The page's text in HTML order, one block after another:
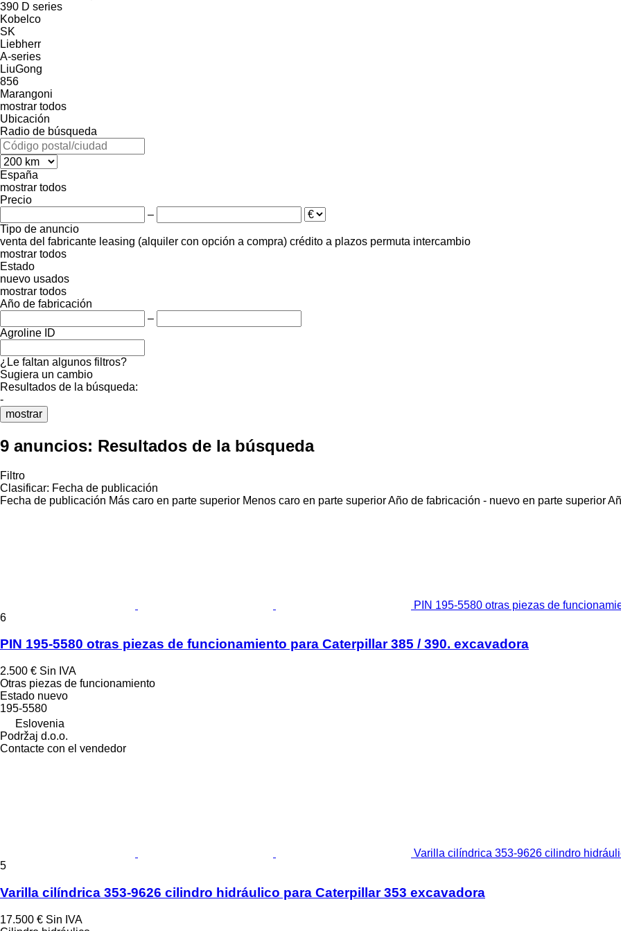
390 D series
Kobelco
SK
Liebherr
A-series
LiuGong
856
Marangoni
mostrar todos
Ubicación
Radio de búsqueda
España
mostrar todos
Precio
–
Tipo de anuncio
venta del fabricante leasing (alquiler con opción a compra) crédito a plazos permuta intercambio
mostrar todos
Estado
nuevo usados
mostrar todos
Año de fabricación
–
Agroline ID
¿Le faltan algunos filtros?
Sugiera un cambio
Resultados de la búsqueda:
-
mostrar
9 anuncios: Resultados de la búsqueda
Filtro
Clasificar: Fecha de publicación
Fecha de publicación Más caro en parte superior Menos caro en parte superiorAño de fabricación - nuevo en parte superior
PIN 195-5580 otras piezas de
6
PIN 195-5580 otras piezas de funcionamiento para Caterpillar 385 / 390. excavadora
2.500 € Sin IVA
Otras piezas de funcionamiento
Estado nuevo
195-5580
Eslovenia
Podržaj d.o.o.
Contacte con el vendedor
Varilla cilíndrica 353-9626 cilindro
5
Varilla cilíndrica 353-9626 cilindro hidráulico para Caterpillar 353 excavadora
17.500 € Sin IVA